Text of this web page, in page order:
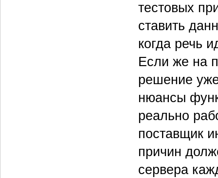
тестовых
ставить
когда речь
Если же на
решение
нюансы
реально
поставщик
причин
сервера